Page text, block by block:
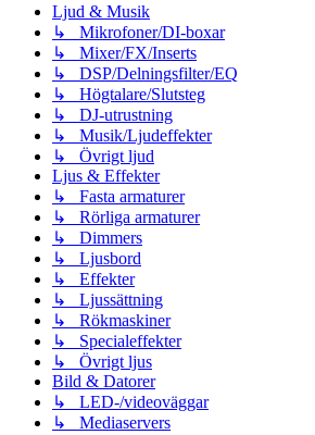
Ljud & Musik
↳ Mikrofoner/DI-boxar
↳ Mixer/FX/Inserts
↳ DSP/Delningsfilter/EQ
↳ Högtalare/Slutsteg
↳ DJ-utrustning
↳ Musik/Ljudeffekter
↳ Övrigt ljud
Ljus & Effekter
↳ Fasta armaturer
↳ Rörliga armaturer
↳ Dimmers
↳ Ljusbord
↳ Effekter
↳ Ljussättning
↳ Rökmaskiner
↳ Specialeffekter
↳ Övrigt ljus
Bild & Datorer
↳ LED-/videoväggar
↳ Mediaservers